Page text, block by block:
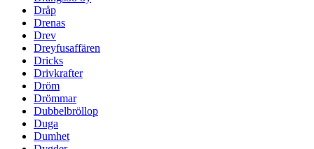
Dråp
Drenas
Drev
Dreyfusaffären
Dricks
Drivkrafter
Dröm
Drömmar
Dubbelbröllop
Duga
Dumhet